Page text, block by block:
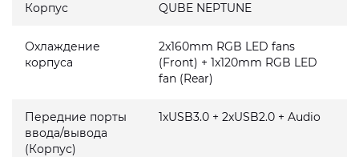
Корпус QUBE NEPTUNE
Охлаждение
корпуса
2x160mm RGB LED fans
(Front) + 1x120mm RGB LED
fan (Rear)
Передние порты
ввода/вывода
(Корпус)
1xUSB3.0 + 2xUSB2.0 + Audio